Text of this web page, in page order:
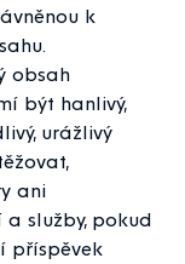
k
obsah
být hanlivý,
urážlivý
ani
služby, pokud
příspěvek